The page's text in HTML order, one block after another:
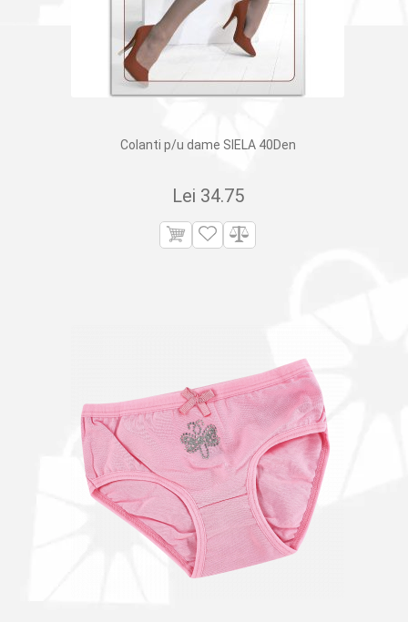
Colanti p/u dame SIELA 40Den
Lei 34.75